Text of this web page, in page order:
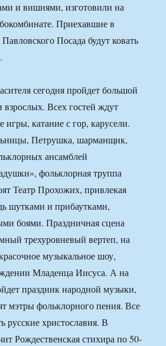
и вишнями, изготовили на
Приехавшие в
Посада будут ковать
сегодня пройдет большой
взрослых. Всех гостей ждут
катание с гор, карусели.
Петрушка, шарманщик,
ансамблей
фольклорная труппа
Театр Прохожих, привлекая
шутками и прибаутками,
боями. Праздничная сцена
трехуровневый вертеп, на
музыкальное шоу,
Младенца Иисуса. А на
праздник народной музыки,
мэтры фольклорного пения. Все
русские христославия. В
Рождественская стихира по 50-